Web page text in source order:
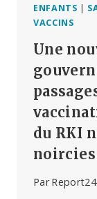
ENFANTS |
VACCINS
Une
du RKI
noircies
Par